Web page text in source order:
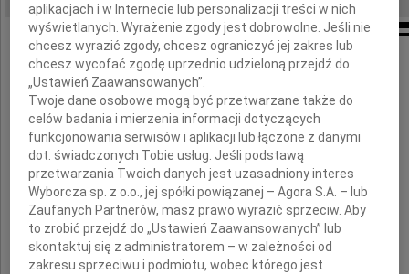
W dniu 17 czerwca 2009 r. zmarła nasza
Ukochana Babcia i Mama
Maria Molga
aplikacjach i w Internecie lub personalizacji treści w nich
wyświetlanych. Wyrażenie zgody jest dobrowolne. Jeśli nie
chcesz wyrazić zgody, chcesz ograniczyć jej zakres lub
chcesz wycofać zgodę uprzednio udzieloną przejdź do
„Ustawień Zaawansowanych”.
Twoje dane osobowe mogą być przetwarzane także do
celów badania i mierzenia informacji dotyczących
funkcjonowania serwisów i aplikacji lub łączone z danymi
dot. świadczonych Tobie usług. Jeśli podstawą
przetwarzania Twoich danych jest uzasadniony interes
Wyborcza sp. z o.o., jej spółki powiązanej – Agora S.A. – lub
Zaufanych Partnerów, masz prawo wyrazić sprzeciw. Aby
to zrobić przejdź do „Ustawień Zaawansowanych” lub
skontaktuj się z administratorem – w zależności od
zakresu sprzeciwu i podmiotu, wobec którego jest